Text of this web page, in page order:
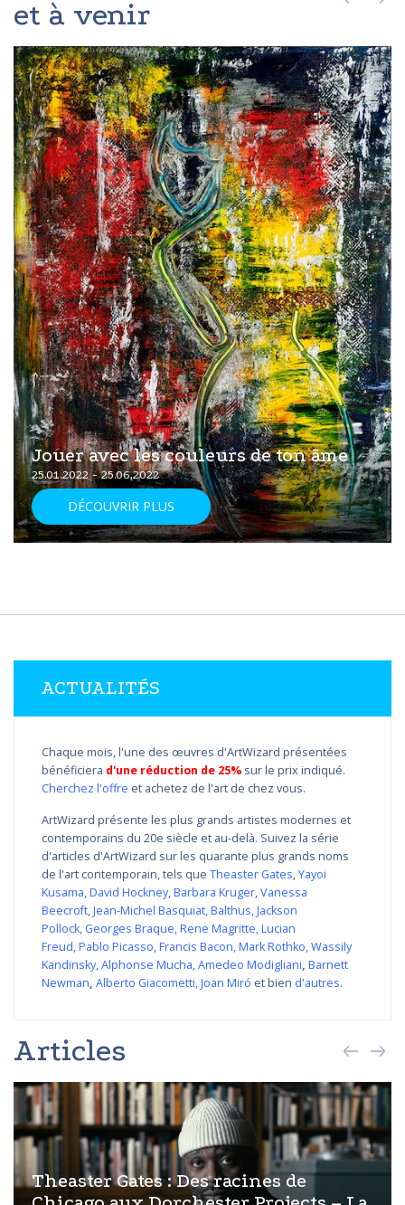
et à venir
Jouer avec les couleurs de ton âme
25.01.2022 - 25.06.2022
DÉCOUVRIR PLUS
ACTUALITÉS
Chaque mois, l'une des œuvres d'ArtWizard présentées
bénéficiera d'une réduction de 25% sur le prix indiqué.
Cherchez l'offre et achetez de l'art de chez vous.
ArtWizard présente les plus grands artistes modernes et
contemporains du 20e siècle et au-delà. Suivez la série
d'articles d'ArtWizard sur les quarante plus grands noms
de l'art contemporain, tels que Theaster Gates,Yayoi
Kusama,David Hockney,Barbara Kruger,Vanessa
Beecroft,Jean-Michel Basquiat,Balthus,Jackson
Pollock, Georges Braque,Rene Magritte,Lucian
Freud,Pablo Picasso,Francis Bacon,Mark Rothko,Wassily
Kandinsky,Alphonse Mucha,Amedeo Modigliani, Barnett
Newman, Alberto Giacometti,Joan Miró et bien d'autres.
Articles
Theaster Gates : Des racines de